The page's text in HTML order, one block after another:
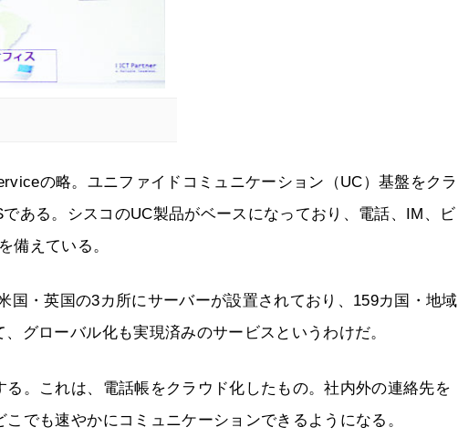
の略。ユニファイドコミュニケーション（UC）基盤をクラ
ある。シスコのUC製品がベースになっており、電話、IM、ビ
備えている。
・英国の3カ所にサーバーが設置されており、159カ国・地域
グローバル化も実現済みのサービスというわけだ。
。これは、電話帳をクラウド化したもの。社内外の連絡先を
でも速やかにコミュニケーションできるようになる。